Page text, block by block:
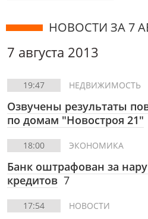
НОВОСТИ ЗА 7
7 августа 2013
19:47 НЕДВИЖИМОСТЬ
Озвучены результаты
по домам "Новостроя 21"
18:00 ЭКОНОМИКА
Банк оштрафован за
кредитов 7
17:54 НОВОСТИ